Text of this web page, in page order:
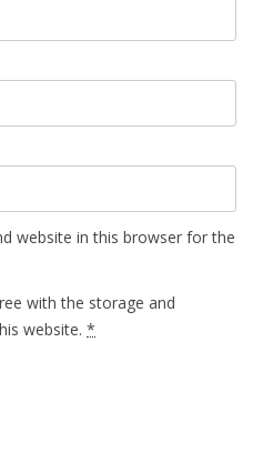
website in this browser for the
with the storage and
website. *